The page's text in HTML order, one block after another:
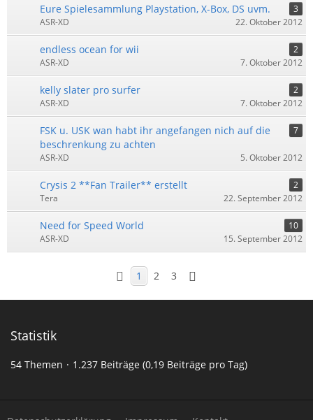
Eure Spielesammlung Playstation, X-Box, DS uvm.
3
ASR-XD
22. Oktober 2012
endless ocean for wii
2
ASR-XD
7. Oktober 2012
kelly slater pro surfer
2
ASR-XD
7. Oktober 2012
FSK u. USK wan habt ihr angefangen nich auf die
beschrenkung zu achten
7
ASR-XD 5. Oktober 2012
Crysis 2 **Fan Trailer** erstellt
2
Tera
22. September 2012
Need for Speed World
10
ASR-XD
15. September 2012
1 2 3
Statistik
54 Themen 1.237 Beiträge (0,19 Beiträge pro Tag)